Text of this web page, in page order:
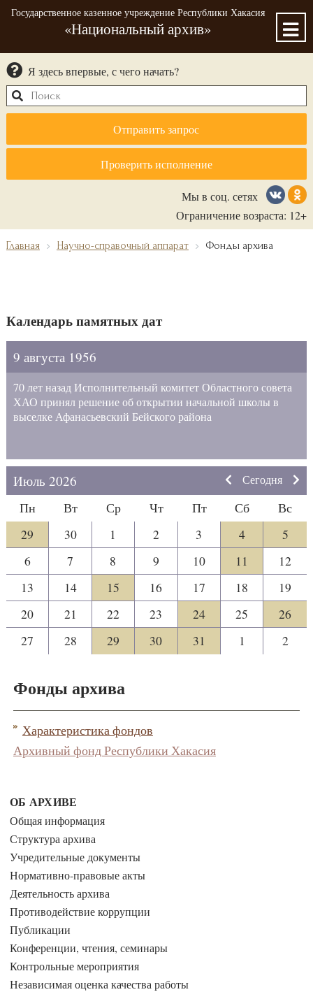
Государственное казенное учреждение Республики Хакасия
«Национальный архив»
Я здесь впервые, с чего начать?
Отправить запрос
Проверить исполнение
Мы в соц. сетях
Ограничение возраста: 12+
Главная Научно-справочный аппарат Фонды архива
Календарь памятных дат
9 августа 1956
70 лет назад Исполнительный комитет Областного совета
ХАО принял решение об открытии начальной школы в
выселке Афанасьевский Бейского района
Июль 2026 Сегодня
Пн Вт Ср Чт Пт Сб
Вс
29
30 1 2 3 4
5
6
7 8 9 10 11
12
13
14 15 16 17 18
19
20
21 22 23 24 25
26
27
28 29 30 31 1 2
Фонды архива
Характеристика фондов
Архивный фонд Республики Хакасия
ОБ АРХИВЕ
Общая информация
Структура архива
Учредительные документы
Нормативно-правовые акты
Деятельность архива
Противодействие коррупции
Публикации
Конференции, чтения, семинары
Контрольные мероприятия
Независимая оценка качества работы